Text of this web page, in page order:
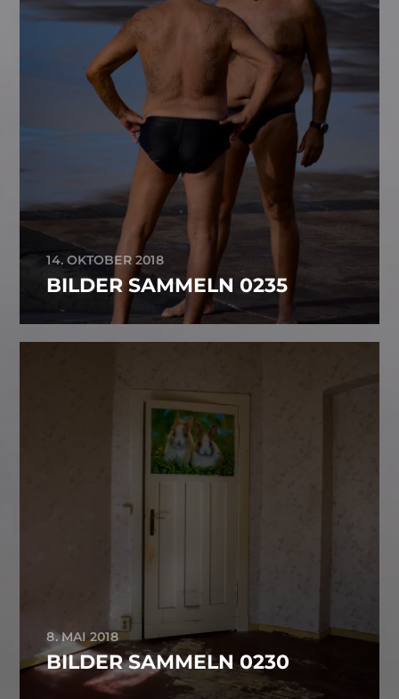
14. OKTOBER 2018
BILDER SAMMELN 0235
8. MAI 2018
BILDER SAMMELN 0230